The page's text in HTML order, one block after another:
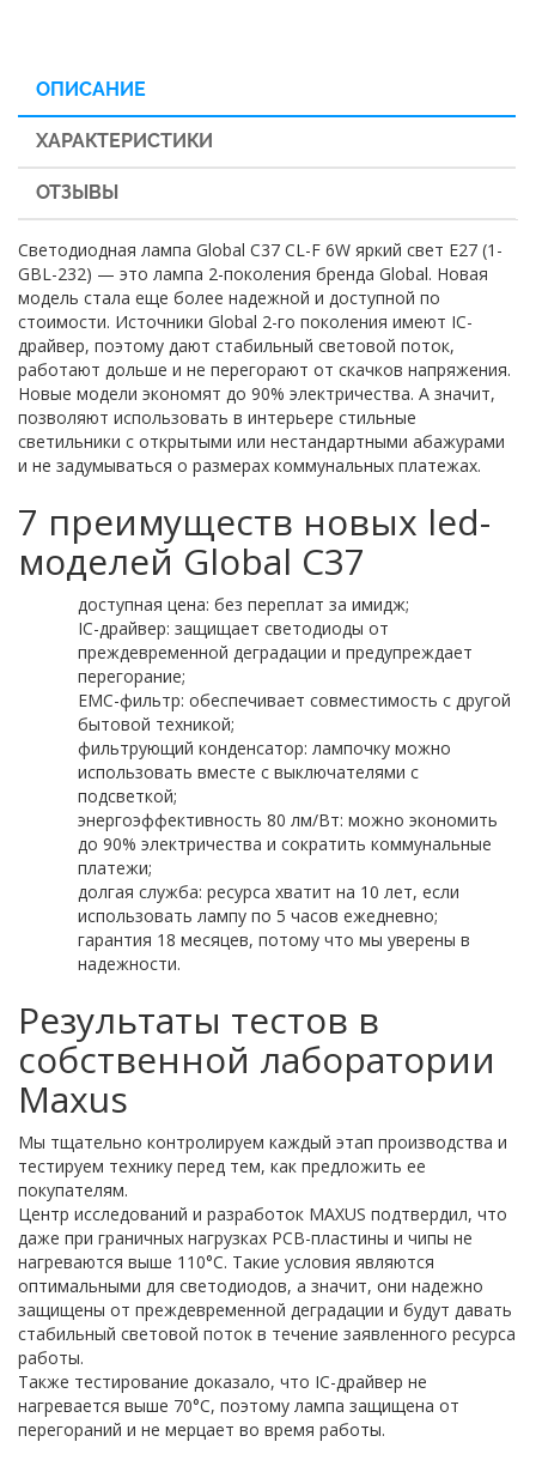
ОПИСАНИЕ
ХАРАКТЕРИСТИКИ
ОТЗЫВЫ
Светодиодная лампа Global C37 CL-F 6W яркий свет E27 (1-
GBL-232) — это лампа 2-поколения бренда Global. Новая
модель стала еще более надежной и доступной по
стоимости. Источники Global 2-го поколения имеют IC-
драйвер, поэтому дают стабильный световой поток,
работают дольше и не перегорают от скачков напряжения.
Новые модели экономят до 90% электричества. А значит,
позволяют использовать в интерьере стильные
светильники с открытыми или нестандартными абажурами
и не задумываться о размерах коммунальных платежах.
7 преимуществ новых led-
моделей Global C37
доступная цена: без переплат за имидж;
IC-драйвер: защищает светодиоды от
преждевременной деградации и предупреждает
перегорание;
ЕМС-фильтр: обеспечивает совместимость с другой
бытовой техникой;
фильтрующий конденсатор: лампочку можно
использовать вместе с выключателями с
подсветкой;
энергоэффективность 80 лм/Вт: можно экономить
до 90% электричества и сократить коммунальные
платежи;
долгая служба: ресурса хватит на 10 лет, если
использовать лампу по 5 часов ежедневно;
гарантия 18 месяцев, потому что мы уверены в
надежности.
Результаты тестов в
собственной лаборатории
Maxus
Мы тщательно контролируем каждый этап производства и
тестируем технику перед тем, как предложить ее
покупателям.
Центр исследований и разработок MAXUS подтвердил, что
даже при граничных нагрузках PCB-пластины и чипы не
нагреваются выше 110°С. Такие условия являются
оптимальными для светодиодов, а значит, они надежно
защищены от преждевременной деградации и будут давать
стабильный световой поток в течение заявленного ресурса
работы.
Также тестирование доказало, что IC-драйвер не
нагревается выше 70°С, поэтому лампа защищена от
перегораний и не мерцает во время работы.